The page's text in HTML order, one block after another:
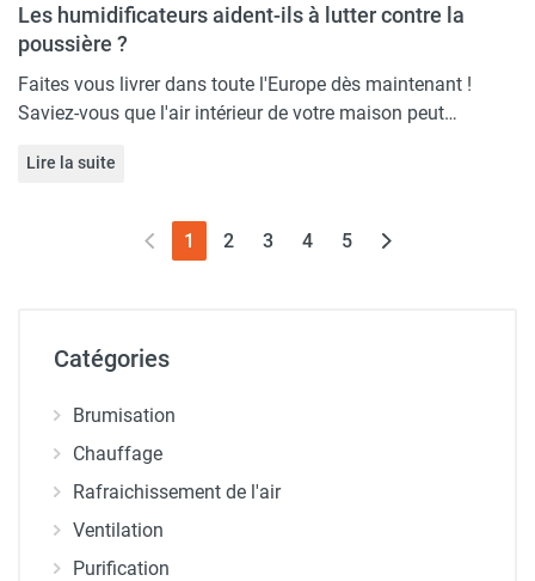
Les humidificateurs aident-ils à lutter contre la
poussière ?
Faites vous livrer dans toute l'Europe dès maintenant !
Saviez-vous que l'air intérieur de votre maison peut…
Lire la suite
1 (page actuelle)
2 3 4 5
Catégories
Brumisation
Chauffage
Rafraichissement de l'air
Ventilation
Purification